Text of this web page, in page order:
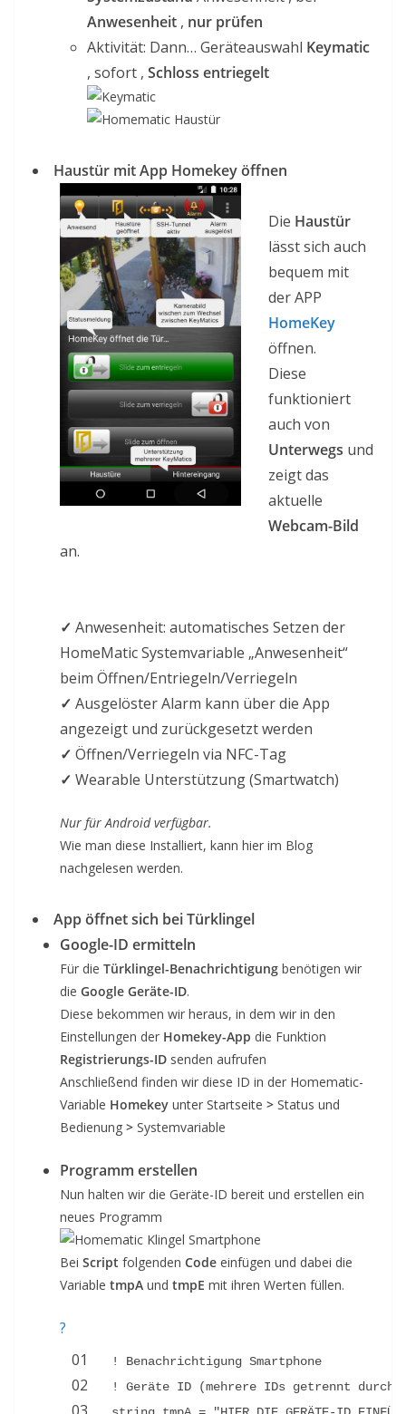
Anwesenheit , nur prüfen
Aktivität: Dann… Geräteauswahl Keymatic
, sofort , Schloss entriegelt
Haustür mit App Homekey öffnen
Die Haustür
lässt sich auch
bequem mit
der APP
HomeKey
öffnen.
Diese
funktioniert
auch von
Unterwegs und
zeigt das
aktuelle
Webcam-Bild
an.
✓ Anwesenheit: automatisches Setzen der
HomeMatic Systemvariable „Anwesenheit“
beim Öffnen/Entriegeln/Verriegeln
✓ Ausgelöster Alarm kann über die App
angezeigt und zurückgesetzt werden
✓ Öffnen/Verriegeln via NFC-Tag
✓ Wearable Unterstützung (Smartwatch)
Nur für Android verfügbar.
Wie man diese Installiert, kann hier im Blog
nachgelesen werden.
App öffnet sich bei Türklingel
Google-ID ermitteln
Für die Türklingel-Benachrichtigung benötigen wir
die Google Geräte-ID.
Diese bekommen wir heraus, in dem wir in den
Einstellungen der Homekey-App die Funktion
Registrierungs-ID senden aufrufen
Anschließend finden wir diese ID in der Homematic-
Variable Homekey unter Startseite > Status und
Bedienung > Systemvariable
Programm erstellen
Nun halten wir die Geräte-ID bereit und erstellen ein
neues Programm
Bei Script folgenden Code einfügen und dabei die
Variable tmpA und tmpE mit ihren Werten füllen.
?
01
02
! Benachrichtigung Smartphone
! Geräte ID (mehrere IDs getrennt